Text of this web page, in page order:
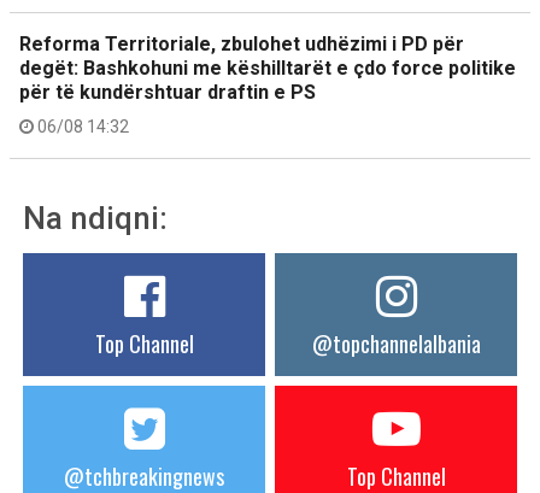
Reforma Territoriale, zbulohet udhëzimi i PD për
degët: Bashkohuni me këshilltarët e çdo force politike
për të kundërshtuar draftin e PS
06/08 14:32
Na ndiqni:
Top Channel @topchannelalbania
@tchbreakingnews Top Channel